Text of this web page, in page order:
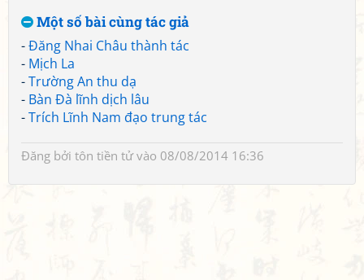
Một số bài cùng tác giả
-Đăng Nhai Châu thành tác
- Mịch La
-Trường An thu dạ
- Bàn Đà lĩnh dịch lâu
-Trích Lĩnh Nam đạo trung tác
Đăng bởi tôn tiền tửvào 08/08/2014 16:36